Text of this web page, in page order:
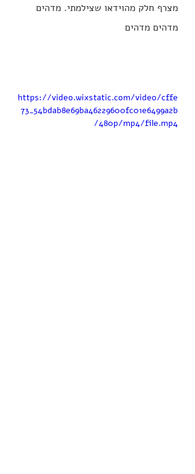
מצרף חלק מהוידאו שצילמתי. מדהים
מדהים מדהים
https://video.wixstatic.com/video/cffe
73_54bdab8e69ba46229600fc01e6499a2b
/480p/mp4/file.mp4